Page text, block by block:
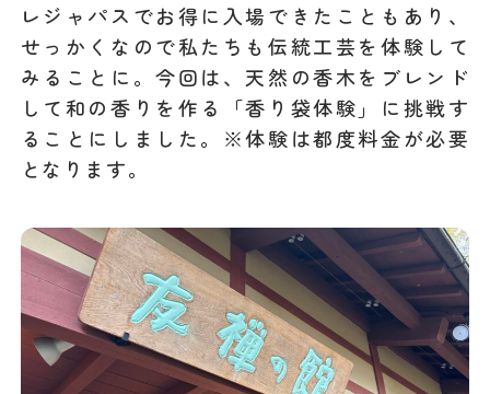
レジャパスでお得に入場できたこともあり、
せっかくなので私たちも伝統工芸を体験して
みることに。今回は、天然の香木をブレンド
して和の香りを作る「香り袋体験」に挑戦す
ることにしました。※体験は都度料金が必要
となります。